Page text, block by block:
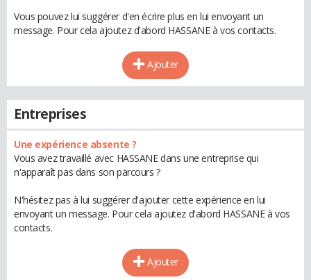
Vous pouvez lui suggérer d'en écrire plus en lui envoyant un
message. Pour cela ajoutez d'abord HASSANE à vos contacts.
Ajouter
Entreprises
Une expérience absente ?
Vous avez travaillé avec HASSANE dans une entreprise qui
n'apparaît pas dans son parcours ?
N'hésitez pas à lui suggérer d'ajouter cette expérience en lui
envoyant un message. Pour cela ajoutez d'abord HASSANE à vos
contacts.
Ajouter